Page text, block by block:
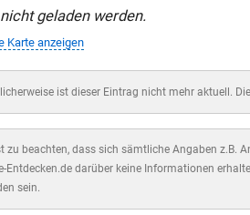
geladen werden.
Karte anzeigen
ist dieser Eintrag nicht mehr aktuell.
zu beachten, dass sich sämtliche Angaben z.B.
Entdecken.de darüber keine Informationen
sein.